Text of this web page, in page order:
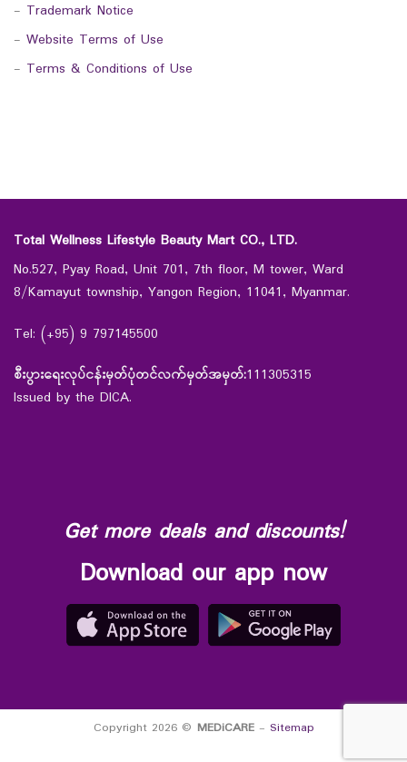
- Trademark Notice
- Website Terms of Use
- Terms & Conditions of Use
Total Wellness Lifestyle Beauty Mart CO., LTD.
No.527, Pyay Road, Unit 701, 7th floor, M tower, Ward
8/Kamayut township, Yangon Region, 11041, Myanmar.
Tel: (+95) 9 797145500
စီးပွားရေးလုပ်ငန်းမှတ်ပုံတင်လက်မှတ်အမှတ်:111305315
Issued by the DICA.
Get more deals and discounts!
Download our app now
Copyright 2026 © MEDiCARE- Sitemap